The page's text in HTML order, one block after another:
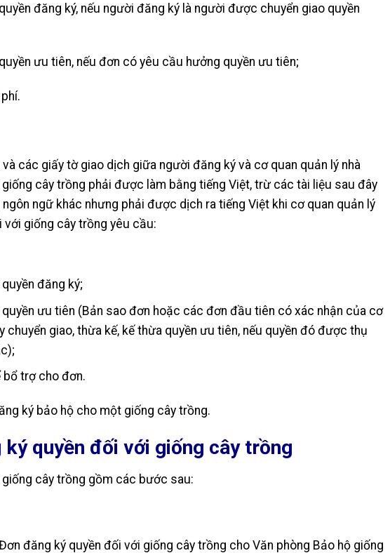
đăng ký, nếu người đăng ký là người được chuyển giao quyền
ưu tiên, nếu đơn có yêu cầu hưởng quyền ưu tiên;
các giấy tờ giao dịch giữa người đăng ký và cơ quan quản lý nhà
cây trồng phải được làm bằng tiếng Việt, trừ các tài liệu sau đây
ngữ khác nhưng phải được dịch ra tiếng Việt khi cơ quan quản lý
với giống cây trồng yêu cầu:
đăng ký;
ưu tiên (Bản sao đơn hoặc các đơn đầu tiên có xác nhận của cơ
chuyển giao, thừa kế, kế thừa quyền ưu tiên, nếu quyền đó được thụ
bổ trợ cho đơn.
ký bảo hộ cho một giống cây trồng.
quyền đối với giống cây trồng
cây trồng gồm các bước sau:
đăng ký quyền đối với giống cây trồng cho Văn phòng Bảo hộ giống